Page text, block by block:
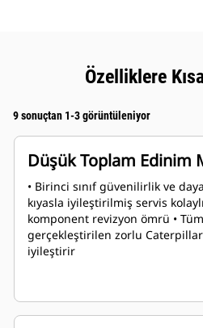
Özelliklere
9 sonuçtan 1-3 görüntüleniyor
Düşük Toplam Edinim
• Birinci sınıf güvenilirlik ve
kıyasla iyileştirilmiş servis
komponent revizyon ömrü •
gerçekleştirilen zorlu
iyileştirir